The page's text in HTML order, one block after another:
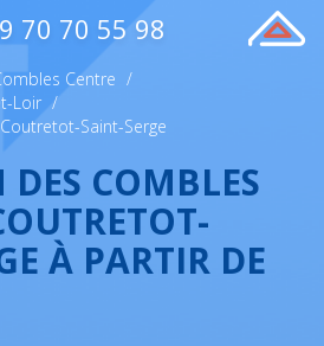
70 70 55 98
Centre /
Loir /
Saint-Serge
COMBLES
À PARTIR DE